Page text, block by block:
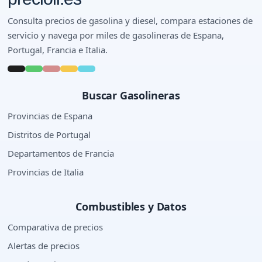
Consulta precios de gasolina y diesel, compara estaciones de
servicio y navega por miles de gasolineras de Espana,
Portugal, Francia e Italia.
Buscar Gasolineras
Provincias de Espana
Distritos de Portugal
Departamentos de Francia
Provincias de Italia
Combustibles y Datos
Comparativa de precios
Alertas de precios